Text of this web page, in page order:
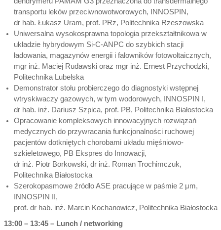
transportu leków przeciwnowotworowych, INNOSPIN,
dr hab. Łukasz Uram, prof. PRz, Politechnika Rzeszowska
Uniwersalna wysokosprawna topologia przekształtnikowa w
układzie hybrydowym Si-C-ANPC do szybkich stacji
ładowania, magazynów energii i falowników fotowoltaicznych,
mgr inż. Maciej Rudawski oraz mgr inż. Ernest Przychodzki,
Politechnika Lubelska
Demonstrator stołu probierczego do diagnostyki wstępnej
wtryskiwaczy gazowych, w tym wodorowych, INNOSPIN I,
dr hab. inż. Dariusz Szpica, prof. PB, Politechnika Białostocka
Opracowanie kompleksowych innowacyjnych rozwiązań
medycznych do przywracania funkcjonalności ruchowej
pacjentów dotkniętych chorobami układu mięśniowo-
szkieletowego, PB Ekspres do Innowacji,
dr inż. Piotr Borkowski, dr inż. Roman Trochimczuk,
Politechnika Białostocka
Szerokopasmowe źródło ASE pracujące w paśmie 2 μm,
INNOSPIN II,
prof. dr hab. inż. Marcin Kochanowicz, Politechnika Białostocka
13:00 – 13:45 – Lunch / networking